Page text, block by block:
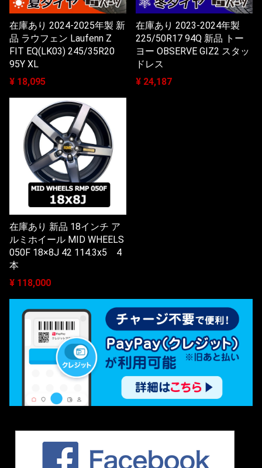
在庫あり 2024-2025年製 新
品 ラウフェン Laufenn Z
FIT EQ(LK03) 245/35R20
95Y XL
¥ 18,095
在庫あり 2023-2024年製
225/50R17 94Q 新品 トー
ヨー OBSERVE GIZ2 スタッ
ドレス
¥ 24,187
在庫あり 新品 18インチ ア
ルミホイール MID WHEELS
050F 18×8J 42 114.3x5 4
本
¥ 118,000